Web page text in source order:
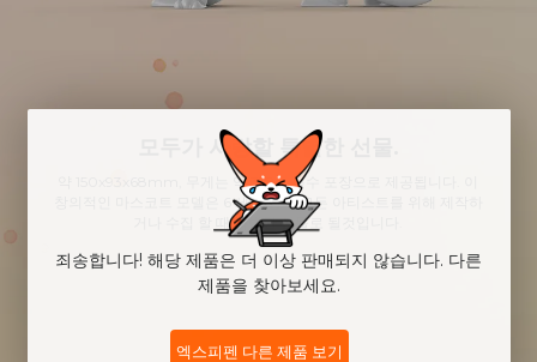
죄송합니다! 해당 제품은 더 이상 판매되지 않습니다. 다른
제품을 찾아보세요.
엑스피펜 다른 제품 보기
모두가 사랑할 특별한 선물.
약 150x93x68mm, 무게는 약 310g, 특수 포장으로 제공됩니다. 이
창의적인 마스코트 모델은 6 세 이상의 모든 아티스트를 위해 제작하
거나 수집 할 때 특별한 선물로 될것입니다.